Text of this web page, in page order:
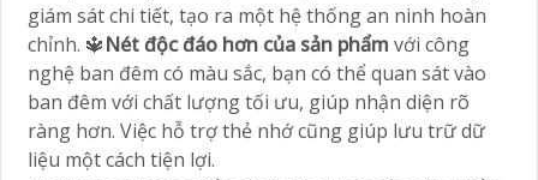
giám sát chi tiết, tạo ra một hệ thống an ninh hoàn
chỉnh. 🔱Nét độc đáo hơn của sản phẩm với công
nghệ ban đêm có màu sắc, bạn có thể quan sát vào
ban đêm với chất lượng tối ưu, giúp nhận diện rõ
ràng hơn. Việc hỗ trợ thẻ nhớ cũng giúp lưu trữ dữ
liệu một cách tiện lợi.